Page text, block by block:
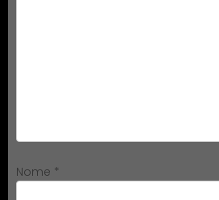
Nome *